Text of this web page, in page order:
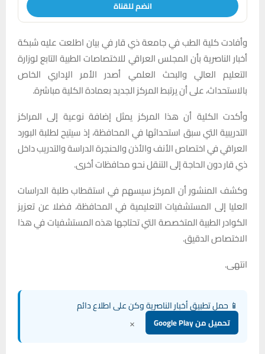
انضم للقناة
وأفادت كلية الطب في جامعة ذي قار في بيان اطلعت عليه شبكة
أخبار الناصرية بأن المجلس العراقي للاختصاصات الطبية التابع لوزارة
التعليم العالي والبحث العلمي أصدر الأمر الإداري الخاص
بالاستحداث، على أن يرتبط المركز الجديد بعمادة الكلية مباشرة.
وأكدت الكلية أن هذا المركز يمثل إضافة نوعية إلى المراكز
التدريبية التي سبق استحداثها في المحافظة، إذ سيتيح لطلبة البورد
العراقي في اختصاص الأنف والأذن والحنجرة الدراسة والتدريب داخل
ذي قار دون الحاجة إلى التنقل نحو محافظات أخرى.
وكشف المنشور أن المركز سيسهم في استقطاب طلبة الدراسات
العليا إلى المستشفيات التعليمية في المحافظة، فضلا عن تعزيز
الكوادر الطبية المتخصصة التي تحتاجها هذه المستشفيات في هذا
الاختصاص الدقيق.
انتهى.
📱 حمل تطبيق أخبار الناصرية وكن على اطلاع دائم
تحميل من Google Play ×